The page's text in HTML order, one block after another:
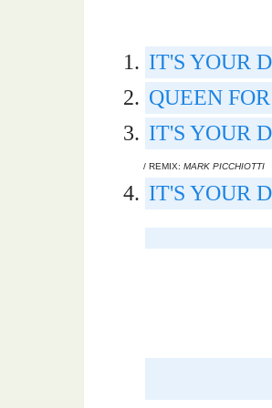
IT'S YOUR
QUEEN
IT'S YOUR
/ REMIX: MARK PICCHIOTTI
IT'S YOUR